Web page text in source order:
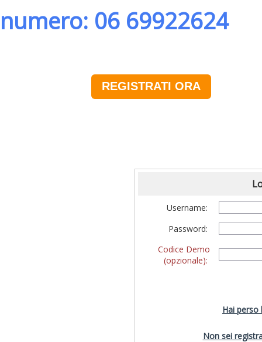
numero: 06 69922624
REGISTRATI ORA
Username:
Password:
Codice Demo
(opzionale):
Hai perso
Non sei